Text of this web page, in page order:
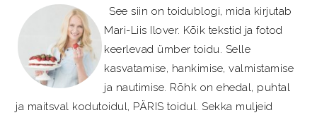
See siin on toidublogi, mida kirjutab
Mari-Liis Ilover. Kõik tekstid ja fotod
keerlevad ümber toidu. Selle
kasvatamise, hankimise, valmistamise
ja nautimise. Rõhk on ehedal, puhtal
ja maitsval kodutoidul, PÄRIS toidul. Sekka muljeid